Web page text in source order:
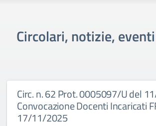
Circolari, notizie,
Circ. n. 62 Prot. 0005097/U del
Convocazione Docenti Incaricati
17/11/2025